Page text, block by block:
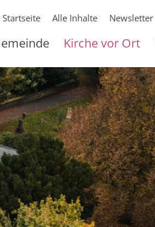
Startseite Alle Inhalte Newsletter
Kirche vor Ort